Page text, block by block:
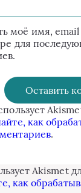
моё имя, email
для
как
.
Akismet
как